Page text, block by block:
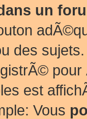
un
des
est
Vous